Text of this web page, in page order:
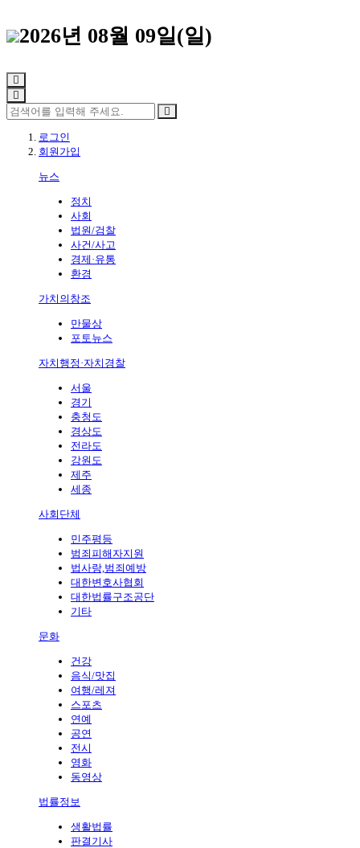
2026년 08월 09일(일)
로그인
회원가입
뉴스
정치
사회
법원/검찰
사건/사고
경제·유통
환경
가치의창조
만물상
포토뉴스
자치행정·자치경찰
서울
경기
충청도
경상도
전라도
강원도
제주
세종
사회단체
민주평등
범죄피해자지원
법사랑,범죄예방
대한변호사협회
대한법률구조공단
기타
문화
건강
음식/맛집
여행/레져
스포츠
연예
공연
전시
영화
동영상
법률정보
생활법률
판결기사